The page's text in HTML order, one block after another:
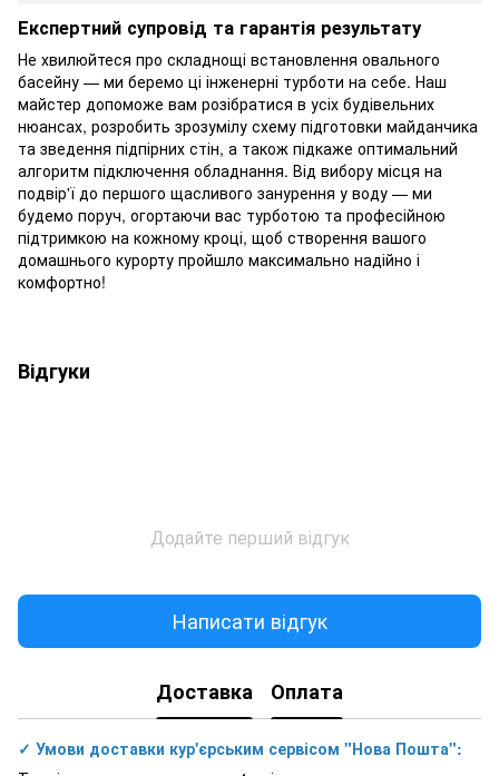
Експертний супровід та гарантія результату
Не хвилюйтеся про складнощі встановлення овального
басейну — ми беремо ці інженерні турботи на себе. Наш
майстер допоможе вам розібратися в усіх будівельних
нюансах, розробить зрозумілу схему підготовки майданчика
та зведення підпірних стін, а також підкаже оптимальний
алгоритм підключення обладнання. Від вибору місця на
подвір'ї до першого щасливого занурення у воду — ми
будемо поруч, огортаючи вас турботою та професійною
підтримкою на кожному кроці, щоб створення вашого
домашнього курорту пройшло максимально надійно і
комфортно!
Відгуки
Додайте перший відгук
Написати відгук
Доставка Оплата
✓ Умови доставки кур'єрським сервісом "Нова Пошта":